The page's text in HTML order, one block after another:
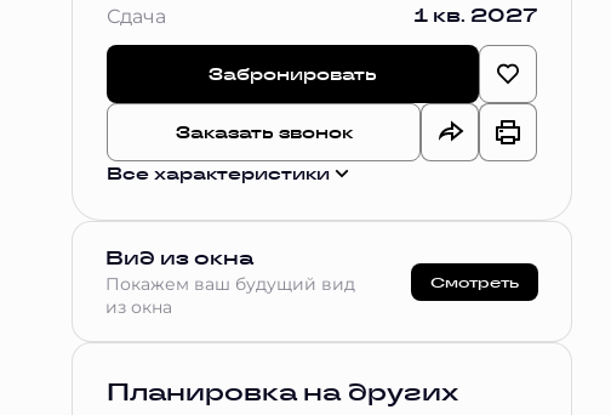
Сдача 1 кв. 2027
Забронировать
Заказать звонок
Все характеристики
Вид из окна
Покажем ваш будущий вид
из окна
Смотреть
Планировка на других